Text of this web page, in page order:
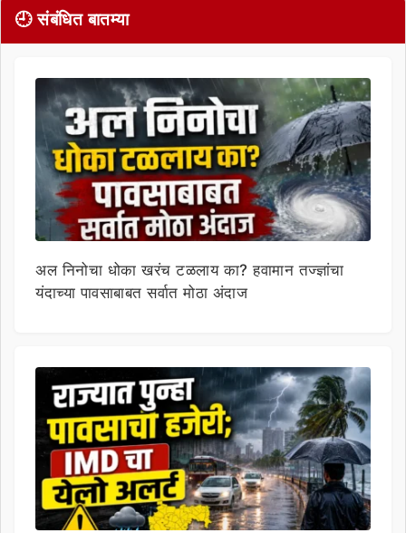
🕘 संबंधित बातम्या
अल निनोचा धोका खरंच टळलाय का? हवामान तज्ज्ञांचा
यंदाच्या पावसाबाबत सर्वात मोठा अंदाज